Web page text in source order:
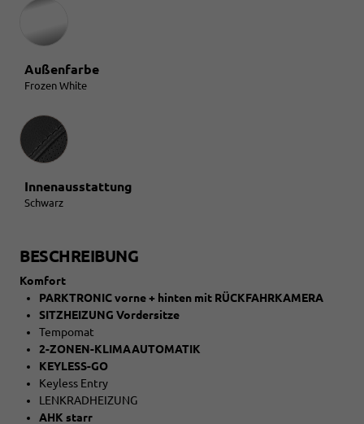
Außenfarbe
Frozen White
Innenausstattung
Innenausstattung
Schwarz
BESCHREIBUNG
Komfort
PARKTRONIC vorne + hinten mit RÜCKFAHRKAMERA
SITZHEIZUNG Vordersitze
Tempomat
2-ZONEN-KLIMAAUTOMATIK
KEYLESS-GO
Keyless Entry
LENKRADHEIZUNG
AHK starr